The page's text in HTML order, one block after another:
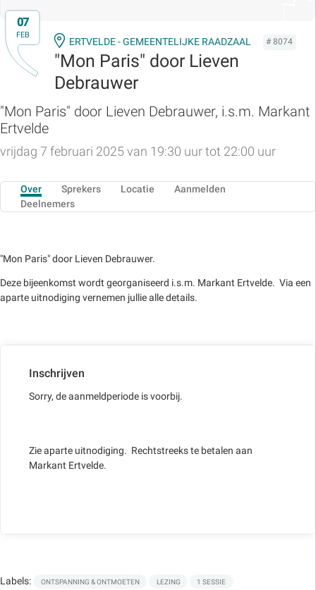
07
FEB
ERTVELDE - GEMEENTELIJKE RAADZAAL # 8074
"Mon Paris" door Lieven
Debrauwer
"Mon Paris" door Lieven Debrauwer, i.s.m. Markant
Ertvelde
vrijdag 7 februari 2025 van 19:30 uur tot 22:00 uur
Over Sprekers Locatie
Aanmelden
Deelnemers
"Mon Paris" door Lieven Debrauwer.
Deze bijeenkomst wordt georganiseerd i.s.m. Markant Ertvelde. Via een
aparte uitnodiging vernemen jullie alle details.
Inschrijven
Sorry, de aanmeldperiode is voorbij.
Zie aparte uitnodiging. Rechtstreeks te betalen aan
Markant Ertvelde.
Labels: ONTSPANNING & ONTMOETEN LEZING 1 SESSIE